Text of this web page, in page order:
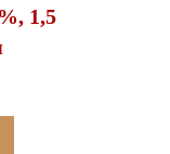
1,5